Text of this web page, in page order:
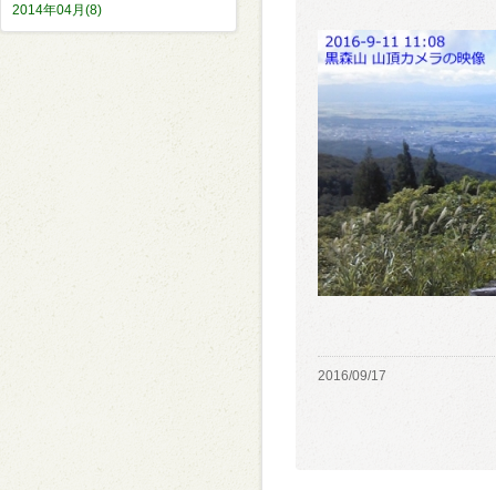
2014年04月(8)
2016/09/17